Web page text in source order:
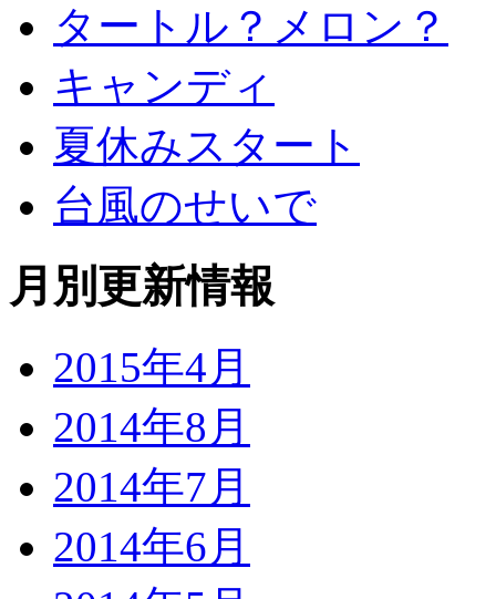
タートル？メロン？
キャンディ
夏休みスタート
台風のせいで
月別更新情報
2015年4月
2014年8月
2014年7月
2014年6月